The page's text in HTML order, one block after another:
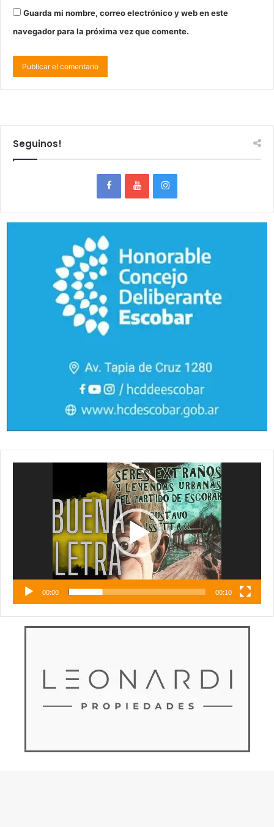
Guarda mi nombre, correo electrónico y web en este
navegador para la próxima vez que comente.
Seguinos!
00:00 00:10